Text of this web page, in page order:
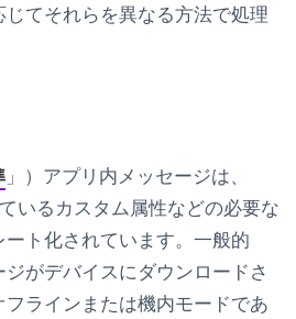
てそれらを異なる方法で処理
」）アプリ内メッセージは、
いるカスタム属性などの必要な
ト化されています。一般的
がデバイスにダウンロードさ
ラインまたは機内モードであ